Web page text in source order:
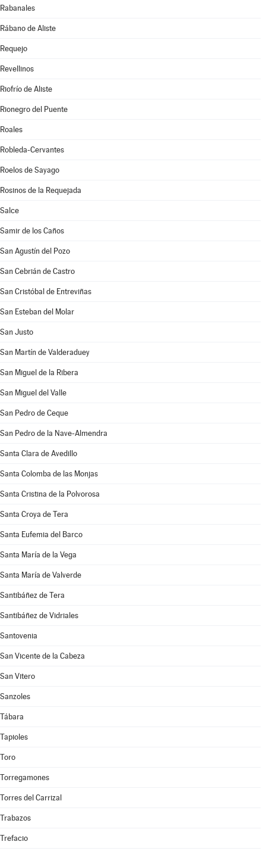
Rabanales
Rábano de Aliste
Requejo
Revellinos
Riofrío de Aliste
Rionegro del Puente
Roales
Robleda-Cervantes
Roelos de Sayago
Rosinos de la Requejada
Salce
Samir de los Caños
San Agustín del Pozo
San Cebrián de Castro
San Cristóbal de Entreviñas
San Esteban del Molar
San Justo
San Martín de Valderaduey
San Miguel de la Ribera
San Miguel del Valle
San Pedro de Ceque
San Pedro de la Nave-Almendra
Santa Clara de Avedillo
Santa Colomba de las Monjas
Santa Cristina de la Polvorosa
Santa Croya de Tera
Santa Eufemia del Barco
Santa María de la Vega
Santa María de Valverde
Santibáñez de Tera
Santibáñez de Vidriales
Santovenia
San Vicente de la Cabeza
San Vitero
Sanzoles
Tábara
Tapioles
Toro
Torregamones
Torres del Carrizal
Trabazos
Trefacio